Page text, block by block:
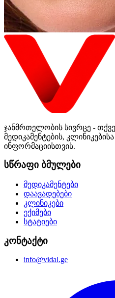
ჯანმრთელობის სივრცე -
მედიკამენტების,
ინფორმაციისთვის.
სწრაფი ბმულები
მედიკამენტები
დაავადებები
კლინიკები
ექიმები
სტატიები
კონტაქტი
info@vidal.ge